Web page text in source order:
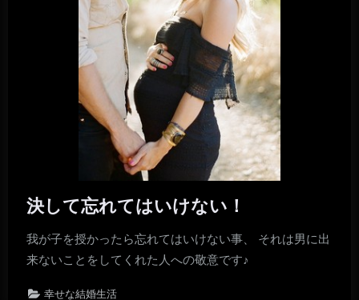
決して忘れてはいけない！
我が子を授かったら忘れてはいけない事、 それは男に出
来ないことをしてくれた人への敬意です♪
幸せな結婚生活